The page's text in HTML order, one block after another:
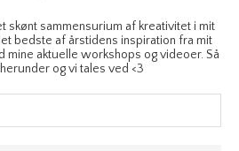
skønt sammensurium af kreativitet i mit
bedste af årstidens inspiration fra mit
mine aktuelle workshops og videoer. Så
og vi tales ved <3